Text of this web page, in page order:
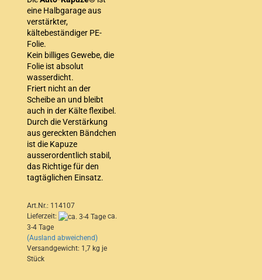
eine Halbgarage aus
verstärkter,
kältebeständiger PE-
Folie.
Kein billiges Gewebe, die
Folie ist absolut
wasserdicht.
Friert nicht an der
Scheibe an und bleibt
auch in der Kälte flexibel.
Durch die Verstärkung
aus gereckten Bändchen
ist die Kapuze
ausserordentlich stabil,
das Richtige für den
tagtäglichen Einsatz.
Art.Nr.: 114107
Lieferzeit:
ca.
3-4 Tage
(Ausland abweichend)
Versandgewicht: 1,7 kg je
Stück